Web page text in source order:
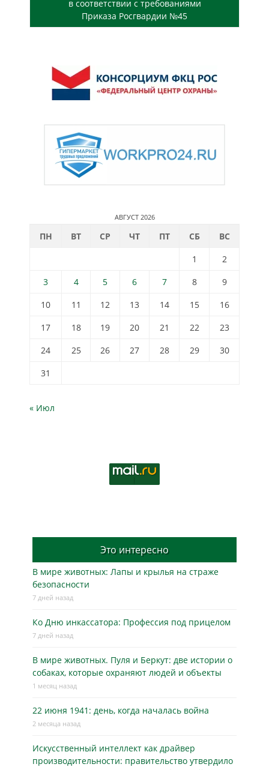
в соответствии с требованиями
Приказа Росгвардии №45
АВГУСТ 2026
ПН ВТ СР ЧТ ПТ СБ
ВС
1
2
3
4 5 6 7 8
9
10
11 12 13 14 15
16
17
18 19 20 21 22
23
24
25 26 27 28 29
30
31
« Июл
Это интересно
В мире животных: Лапы и крылья на страже
безопасности
7 дней назад
Ко Дню инкассатора: Профессия под прицелом
7 дней назад
В мире животных. Пуля и Беркут: две истории о
собаках, которые охраняют людей и объекты
1 месяц назад
22 июня 1941: день, когда началась война
2 месяца назад
Искусственный интеллект как драйвер
производительности: правительство утвердило